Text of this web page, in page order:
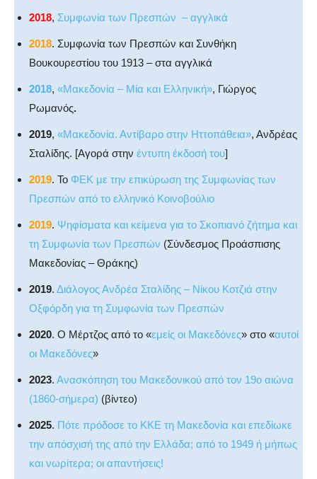
2018, Συμφωνία των Πρεσπών – αγγλικά
2018. Συμφωνία των Πρεσπών και Συνθήκη
Βουκουρεστίου του 1913 – στα αγγλικά
2018, «Μακεδονία – Μία και Ελληνική», Γιώργος
Ρωμανός.
2019, «Μακεδονία. Αντίβαρο στην Ηττοπάθεια», Ανδρέας
Σταλίδης. [Αγορά στην έντυπη έκδοσή του]
2019. Το ΦΕΚ με την επικύρωση της Συμφωνίας των
Πρεσπών από το ελληνικό Κοινοβούλιο
2019. Ψηφίσματα και κείμενα για το Σκοπιανό ζήτημα και
τη Συμφωνία των Πρεσπών (Σύνδεσμος Προάσπισης
Μακεδονίας – Θράκης)
2019. Διάλογος Ανδρέα Σταλίδης – Νίκου Κοτζιά στην
Οξφόρδη για τη Συμφωνία των Πρεσπών
2020. Ο Μέρτζος από το «εμείς οι Μακεδόνες» στο «αυτοί
οι Μακεδόνες»
2023. Ανασκόπηση του Μακεδονικού από τον 19ο αιώνα
(1860-σήμερα) (βίντεο)
2025. Πότε πρόδοσε το ΚΚΕ τη Μακεδονία και επεδίωκε
την απόσχισή της από την Ελλάδα; από το 1949 ή μήπως
και νωρίτερα; οι απαντήσεις!